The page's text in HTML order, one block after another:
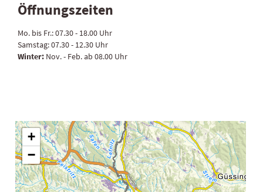
Öffnungszeiten
Mo. bis Fr.:07.30 - 18.00 Uhr
Samstag:07.30 - 12.30 Uhr
Winter: Nov. - Feb. ab 08.00 Uhr
+
−